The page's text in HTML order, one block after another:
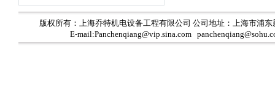
版权所有：上海乔特机电设备工程有限公司 公司地址：上海市浦
E-mail:Panchenqiang@vip.sina.com